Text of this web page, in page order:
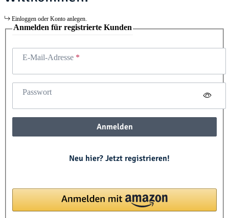
Einloggen oder Konto anlegen.
Anmelden für registrierte Kunden
E-Mail-Adresse
Passwort
Anmelden
Neu hier? Jetzt registrieren!